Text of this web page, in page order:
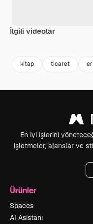
İlgili videolar
kitap ticaret
En iyi işlerini
işletmeler, ajanslar ve
Ürünler
Spaces
AI Asistanı